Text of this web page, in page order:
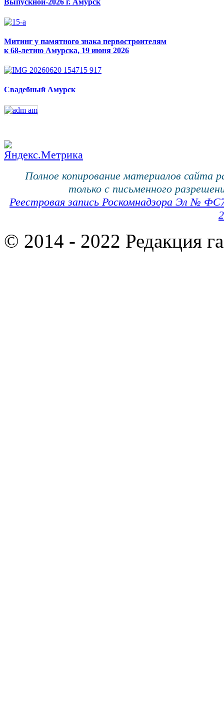
Выпускной-2026 г. Амурск
Митинг у памятного знака первостроителям
к 68-летию Амурска, 19 июня 2026
Свадебный Амурск
Полное копирование материалов сайта
только с письменного
Реестровая запись Роскомнадзора Эл №
© 2014 - 2022 Редакция